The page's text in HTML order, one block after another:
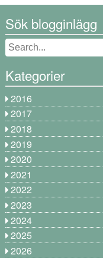
Sök blogginlägg
Kategorier
2016
2017
2018
2019
2020
2021
2022
2023
2024
2025
2026